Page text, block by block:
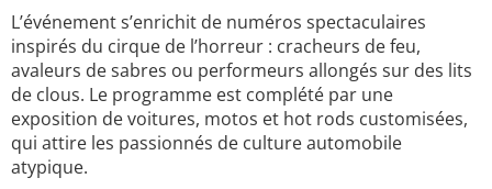
L’événement s’enrichit de numéros spectaculaires
inspirés du cirque de l’horreur : cracheurs de feu,
avaleurs de sabres ou performeurs allongés sur des lits
de clous. Le programme est complété par une
exposition de voitures, motos et hot rods customisées,
qui attire les passionnés de culture automobile
atypique.